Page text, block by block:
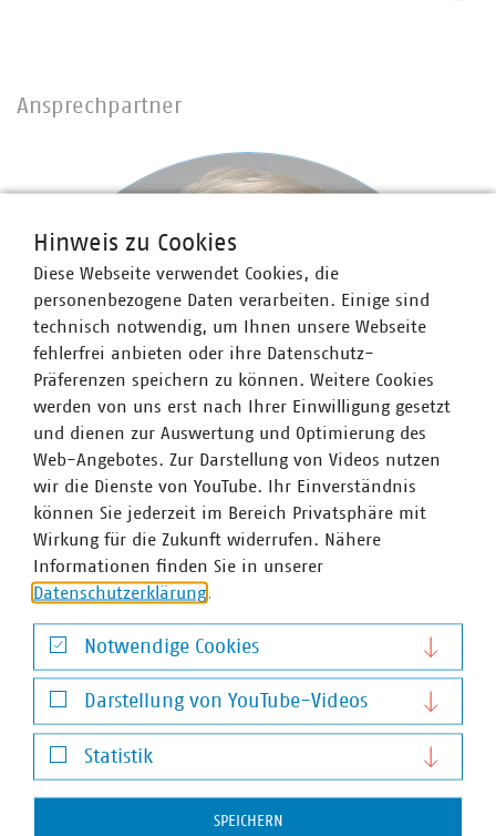
Ansprechpartner
Moritz Englberger Maluska
Senior-Fachgebietsleiter
+49 89 2361 5321
maluska(at)vku(dot)de
Hinweis zu Cookies
Diese Webseite verwendet Cookies, die
personenbezogene Daten verarbeiten. Einige sind
technisch notwendig, um Ihnen unsere Webseite
fehlerfrei anbieten oder ihre Datenschutz-
Präferenzen speichern zu können. Weitere Cookies
werden von uns erst nach Ihrer Einwilligung gesetzt
und dienen zur Auswertung und Optimierung des
Web-Angebotes. Zur Darstellung von Videos nutzen
wir die Dienste von YouTube. Ihr Einverständnis
können Sie jederzeit im Bereich Privatsphäre mit
Wirkung für die Zukunft widerrufen. Nähere
Informationen finden Sie in unserer
Datenschutzerklärung
Notwendige Cookies
Notwendige Cookies
Darstellung von YouTube-Videos
Darstellung von YouTube-Videos
Statistik
Statistik
SPEICHERN